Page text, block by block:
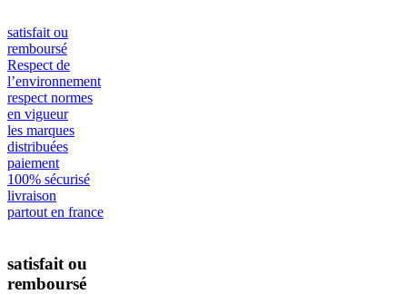
satisfait ou
remboursé
Respect de
l’environnement
respect normes
en vigueur
les marques
distribuées
paiement
100% sécurisé
livraison
partout en france
satisfait ou
remboursé